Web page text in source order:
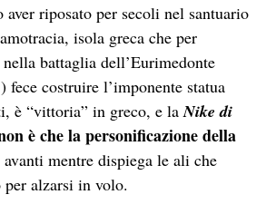
aver riposato per secoli nel santuario
isola greca che per
battaglia dell’Eurimedonte
fece costruire l’imponente statua
è “vittoria” in greco, e laNike di
è che la personificazione della
mentre dispiega le ali che
per alzarsi in volo.